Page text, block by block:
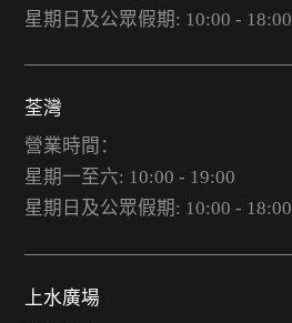
星期日及公眾假期: 10:00 - 18:00
荃灣
營業時間：
星期一至六: 10:00 - 19:00
星期日及公眾假期: 10:00 - 18:00
上水廣場